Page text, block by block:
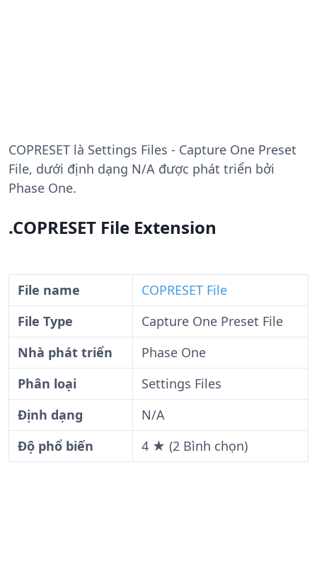
COPRESET là Settings Files - Capture One Preset
File, dưới định dạng N/A được phát triển bởi
Phase One.
.COPRESET File Extension
File name
COPRESET File
File Type
Capture One Preset File
Nhà phát triển
Phase One
Phân loại
Settings Files
Định dạng
N/A
Độ phổ biến
4 ★ (2 Bình chọn)